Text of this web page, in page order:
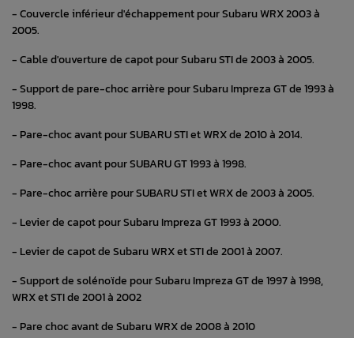
- Couvercle inférieur d'échappement pour Subaru WRX 2003 à
2005.
- Cable d'ouverture de capot pour Subaru STI de 2003 à 2005.
- Support de pare-choc arrière pour Subaru Impreza GT de 1993 à
1998.
- Pare-choc avant pour SUBARU STI et WRX de 2010 à 2014.
- Pare-choc avant pour SUBARU GT 1993 à 1998.
- Pare-choc arrière pour SUBARU STI et WRX de 2003 à 2005.
- Levier de capot pour Subaru Impreza GT 1993 à 2000.
- Levier de capot de Subaru WRX et STI de 2001 à 2007.
- Support de solénoïde pour Subaru Impreza GT de 1997 à 1998,
WRX et STI de 2001 à 2002
- Pare choc avant de Subaru WRX de 2008 à 2010